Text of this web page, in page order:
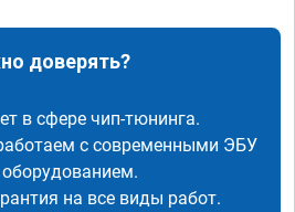
доверять?
в сфере чип-тюнинга.
с современными ЭБУ
на все виды работ.